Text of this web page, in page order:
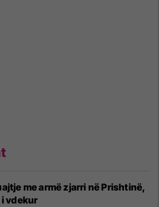
me armë zjarri në Prishtinë,
i vdekur